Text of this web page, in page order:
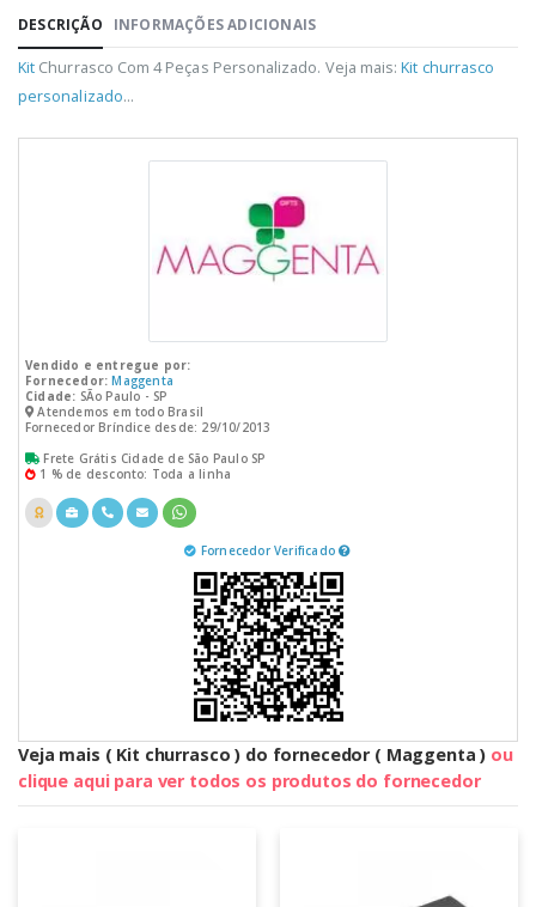
DESCRIÇÃO INFORMAÇÕES ADICIONAIS
Kit Churrasco Com 4 Peças Personalizado. Veja mais:Kit churrasco
personalizado...
Vendido e entregue por:
Fornecedor: Maggenta
Cidade: SÃo Paulo - SP
Atendemos em todo Brasil
Fornecedor Bríndice desde: 29/10/2013
Frete Grátis Cidade de São Paulo SP
1 % de desconto: Toda a linha
Fornecedor Verificado
Veja mais ( Kit churrasco ) do fornecedor ( Maggenta ) ou
clique aqui para ver todos os produtos do fornecedor